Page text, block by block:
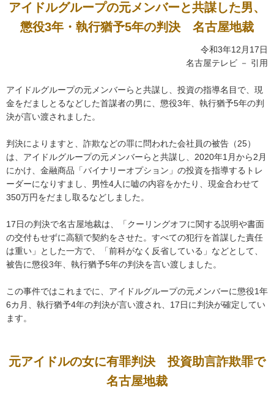
アイドルグループの元メンバーと共謀した男、
懲役3年・執行猶予5年の判決 名古屋地裁
令和3年12月17日
名古屋テレビ － 引用
アイドルグループの元メンバーらと共謀し、投資の指導名目で、現
金をだましとるなどした首謀者の男に、懲役3年、執行猶予5年の判
決が言い渡されました。
判決によりますと、詐欺などの罪に問われた会社員の被告（25）
は、アイドルグループの元メンバーらと共謀し、2020年1月から2月
にかけ、金融商品「バイナリーオプション」の投資を指導するトレ
ーダーになりすまし、男性4人に嘘の内容をかたり、現金合わせて
350万円をだまし取るなどしました。
17日の判決で名古屋地裁は、「クーリングオフに関する説明や書面
の交付もせずに高額で契約をさせた。すべての犯行を首謀した責任
は重い」とした一方で、「前科がなく反省している」などとして、
被告に懲役3年、執行猶予5年の判決を言い渡しました。
この事件ではこれまでに、アイドルグループの元メンバーに懲役1年
6カ月、執行猶予4年の判決が言い渡され、17日に判決が確定してい
ます。
元アイドルの女に有罪判決 投資助言詐欺罪で
名古屋地裁